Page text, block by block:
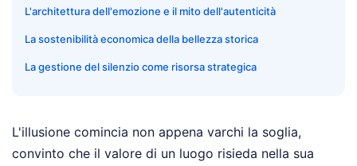
L'architettura dell'emozione e il mito dell'autenticità
La sostenibilità economica della bellezza storica
La gestione del silenzio come risorsa strategica
L'illusione comincia non appena varchi la soglia,
convinto che il valore di un luogo risieda nella sua